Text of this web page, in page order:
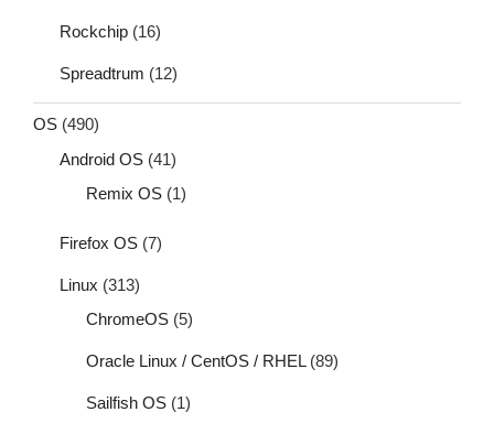
Rockchip (16)
Spreadtrum (12)
OS (490)
Android OS (41)
Remix OS (1)
Firefox OS (7)
Linux (313)
ChromeOS (5)
Oracle Linux / CentOS / RHEL(89)
Sailfish OS (1)